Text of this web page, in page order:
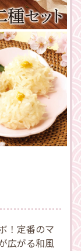
！定番のマ
広がる和風